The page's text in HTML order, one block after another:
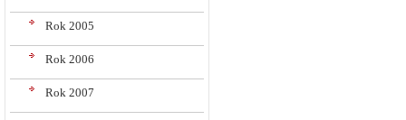
Rok 2005
Rok 2006
Rok 2007